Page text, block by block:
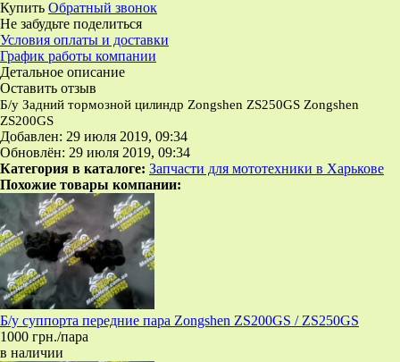
Купить Обратный звонок
Не забудьте поделиться
Условия оплаты и доставки
График работы компании
Детальное описание
Оставить отзыв
Б/у Задний тормозной цилиндр Zongshen ZS250GS Zongshen
ZS200GS
Добавлен: 29 июля 2019, 09:34
Обновлён: 29 июля 2019, 09:34
Категория в каталоге: Запчасти для мототехники в Харькове
Похожие товары компании:
Б/у суппорта передние пара Zongshen ZS200GS / ZS250GS
1000 грн./пара
в наличии